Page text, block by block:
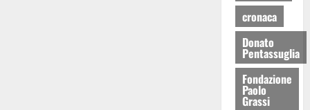
cronaca
Donato
Pentassuglia
Fondazione
Paolo
Grassi